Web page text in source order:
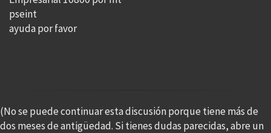
pseint
ayuda por favor
(No se puede continuar esta discusión porque tiene más de
dos meses de antigüedad. Si tienes dudas parecidas, abre un